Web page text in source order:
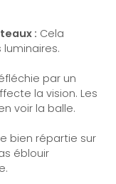
: Cela
par un
la vision. Les
voir la balle.
bien répartie sur
éblouir